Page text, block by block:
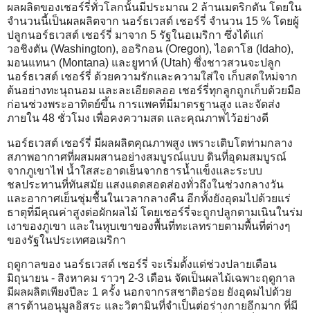
ผลผลิตของเชอร์รี่ทั่วโลกนั้นมีประมาณ 2 ล้านเมตริกตัน โดยใน
จำนวนนี้เป็นผลผลิตจาก นอร์ธเวสต์ เชอร์รี่ จำนวน 15 % โดยผู้
ปลูกนอร์ธเวสต์ เชอร์รี่ มาจาก 5 รัฐในอเมริกา ซึ่งได้แก่
วอชิงตัน (Washington), ออริกอน (Oregon), ไอดาโฮ (Idaho),
มอนแทนา (Montana) และยูทาห์ (Utah) ซึ่งชาวสวนจะปลูก
นอร์ธเวสต์ เชอร์รี่ ด้วยความรักและความใส่ใจ เก็บสดใหม่จาก
ต้นอย่างทะนุถนอม และละเอียดลออ เชอร์รี่ทุกลูกถูกเก็บด้วยมือ
ก่อนช่วงพระอาทิตย์ขึ้น การแพคที่มีมาตรฐานสูง และจัดส่ง
ภายใน 48 ชั่วโมง เพื่อคงความสด และคุณภาพไว้อย่างดี
นอร์ธเวสต์ เชอร์รี่ มีผลผลิตคุณภาพสูง เพราะเติบโตท่ามกลาง
สภาพอากาศที่ผสมผสานอย่างสมบูรณ์แบบ ดินที่อุดมสมบูรณ์
จากภูเขาไฟ น้ำใสสะอาดเย็นจากธารน้ำแข็งและระบบ
ชลประทานที่ทันสมัย แสงแดดสอดส่องทั่วถึงในช่วงกลางวัน
และอากาศเย็นชุ่มชื้นในเวลากลางคืน อีกทั้งยังอุดมไปด้วยแร่
ธาตุที่มีคุณค่าสูงต่อผักผลไม้ โดยเชอร์รี่จะถูกปลูกตามเนินในร่ม
เงาของภูเขา และในหุบเขาของพื้นที่ทะเลทรายตามพื้นที่ต่างๆ
ของรัฐในประเทศอเมริกา
ฤดูกาลของ นอร์ธเวสต์ เชอร์รี่ จะเริ่มตั้งแต่ช่วงปลายเดือน
มิถุนายน - สิงหาคม ราวๆ 2-3 เดือน จัดเป็นผลไม้เฉพาะฤดูกาล
มีผลผลิตเพียงปีละ 1 ครั้ง นอกจากรสชาติอร่อย ยังอุดมไปด้วย
สารต้านอนุมูลอิสระ และวิตามินที่จำเป็นต่อร่างกายอีกมาก ที่มี